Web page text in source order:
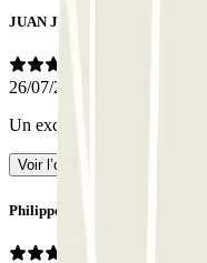
JUAN JOSE
26/07/2026
Un excellent parking à tous
Voir l’original
Philippe